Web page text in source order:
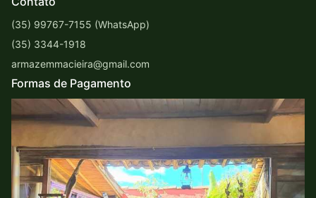
(35) 99767-7155 (WhatsApp)
(35) 3344-1918
armazemmacieira@gmail.com
Formas de Pagamento